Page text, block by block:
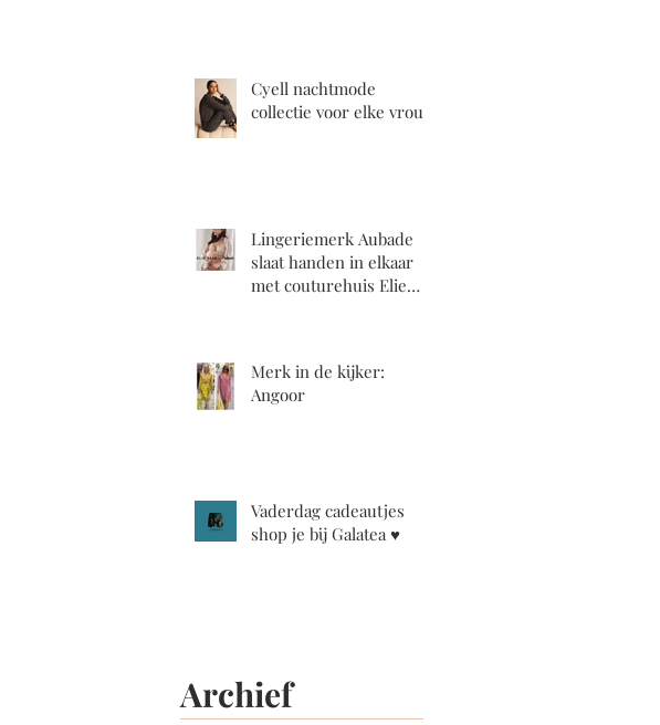
Cyell nachtmode
collectie voor elke vrouw
Lingeriemerk Aubade
slaat handen in elkaar
met couturehuis Elie
Merk in de kijker:
Angoor
Vaderdag cadeautjes
shop je bij Galatea ♥️
Archief